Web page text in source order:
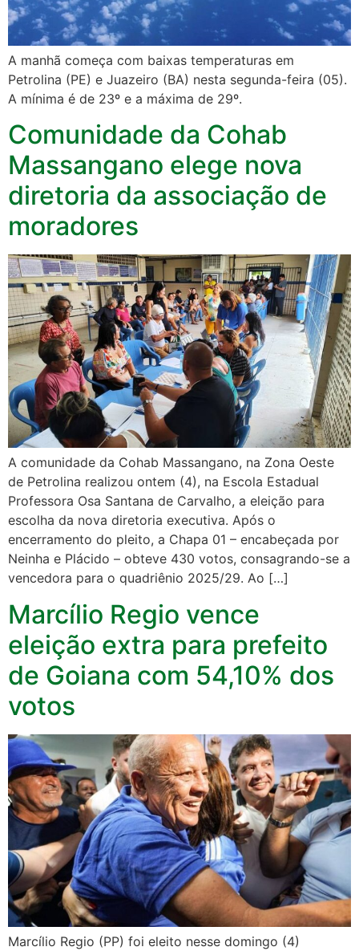
A manhã começa com baixas temperaturas em
Petrolina (PE) e Juazeiro (BA) nesta segunda-feira (05).
A mínima é de 23º e a máxima de 29º.
Comunidade da Cohab
Massangano elege nova
diretoria da associação de
moradores
A comunidade da Cohab Massangano, na Zona Oeste
de Petrolina realizou ontem (4), na Escola Estadual
Professora Osa Santana de Carvalho, a eleição para
escolha da nova diretoria executiva. Após o
encerramento do pleito, a Chapa 01 – encabeçada por
Neinha e Plácido – obteve 430 votos, consagrando-se a
vencedora para o quadriênio 2025/29. Ao […]
Marcílio Regio vence
eleição extra para prefeito
de Goiana com 54,10% dos
votos
Marcílio Regio (PP) foi eleito nesse domingo (4)